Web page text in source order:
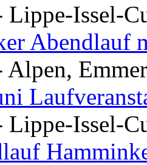
Lippe-Issel-
Abendlauf
Alpen,
Lippe-Issel-